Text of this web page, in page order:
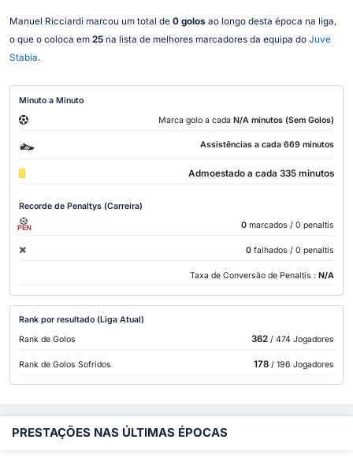
Manuel Ricciardi marcou um total de 0 golos ao longo desta época na liga,
o que o coloca em 25na lista de melhores marcadores da equipa do Juve
Stabia.
Minuto a Minuto
Marca golo a cada N/A minutos (Sem Golos)
Assistências a cada 669 minutos
Admoestado a cada 335 minutos
Recorde de Penaltys (Carreira)
PEN 0 marcados / 0 penaltis
0 falhados / 0 penaltis
Taxa de Conversão de Penaltis : N/A
Rank por resultado (Liga Atual)
Rank de Golos
362/ 474 Jogadores
Rank de Golos Sofridos 178/ 196 Jogadores
PRESTAÇÕES NAS ÚLTIMAS ÉPOCAS